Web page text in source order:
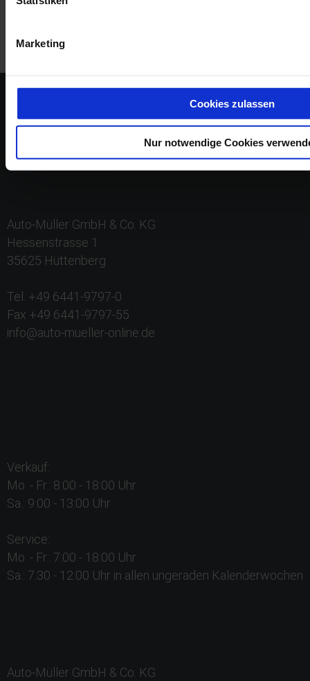
Marketing
Cookies zulassen
Nur notwendige Cookies
Auto-Müller GmbH & Co. KG
Hessenstrasse 1
35625 Hüttenberg
Tel. +49 6441-9797-0
Fax +49 6441-9797-55
info@auto-mueller-online.de
Verkauf:
Mo. - Fr.: 8:00 - 18:00 Uhr
Sa.: 9:00 - 13:00 Uhr
Service:
Mo. - Fr.: 7:00 - 18:00 Uhr
Sa.: 7:30 - 12:00 Uhr in allen ungeraden Kalenderwochen
Auto-Müller GmbH & Co. KG